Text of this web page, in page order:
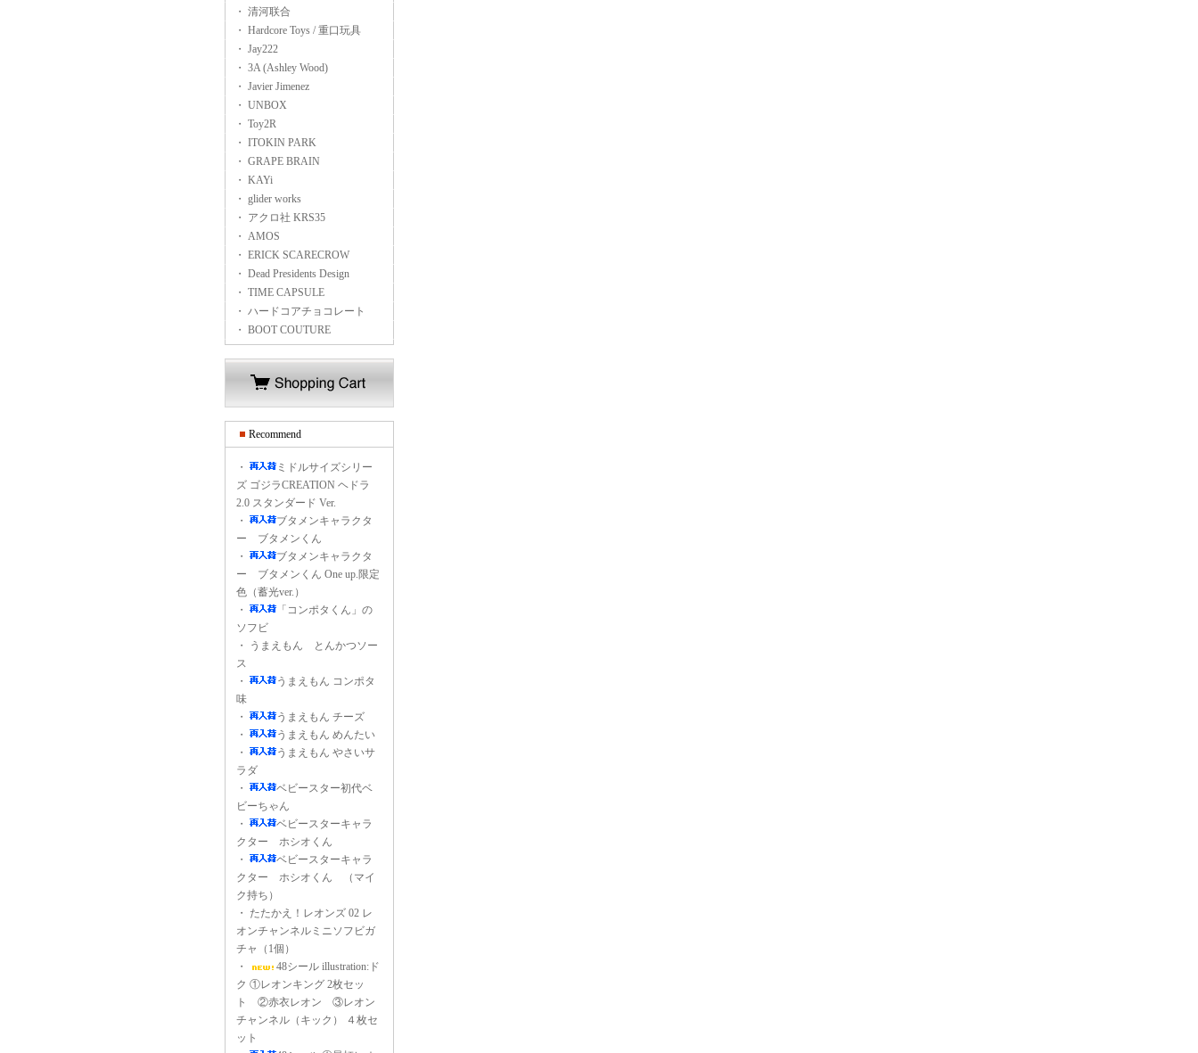
・ 清河联合
・ Hardcore Toys / 重口玩具
・ Jay222
・ 3A (Ashley Wood)
・ Javier Jimenez
・ UNBOX
・ Toy2R
・ ITOKIN PARK
・ GRAPE BRAIN
・ KAYi
・ glider works
・ アクロ社 KRS35
・ AMOS
・ ERICK SCARECROW
・ Dead Presidents Design
・ TIME CAPSULE
・ ハードコアチョコレート
・ BOOT COUTURE
Recommend
・
ミドルサイズシリー
ズ ゴジラCREATION ヘドラ
2.0 スタンダード Ver.
・
ブタメンキャラクタ
ー ブタメンくん
・
ブタメンキャラクタ
ー ブタメンくん One up.限定
色（蓄光ver.）
・
「コンポタくん」の
ソフビ
・
うまえもん とんかつソー
ス
・
うまえもん コンポタ
味
・
うまえもん チーズ
・
うまえもん めんたい
・
うまえもん やさいサ
ラダ
・
ベビースター初代ベ
ビーちゃん
・
ベビースターキャラ
クター ホシオくん
・
ベビースターキャラ
クター ホシオくん （マイ
ク持ち）
・ たたかえ！レオンズ 02 レ
オンチャンネルミニソフビガ
チャ（1個）
・
48シール illustration:ド
ク ①レオンキング 2枚セッ
ト ②赤衣レオン ③レオン
チャンネル（キック） ４枚セ
ット